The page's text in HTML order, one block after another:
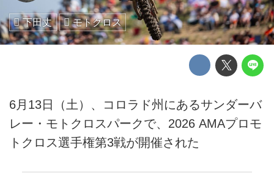
下田丈 モトクロス
6月13日（土）、コロラド州にあるサンダーバ
レー・モトクロスパークで、2026 AMAプロモ
トクロス選手権第3戦が開催された